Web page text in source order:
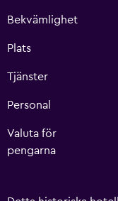
Bekvämlighet
Plats
Tjänster
Personal
Valuta för
pengarna